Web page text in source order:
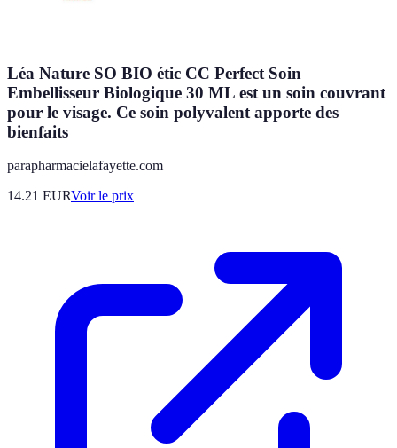
Léa Nature SO BIO étic CC Perfect Soin
Embellisseur Biologique 30 ML est un soin couvrant
pour le visage. Ce soin polyvalent apporte des
bienfaits
parapharmacielafayette.com
14.21 EURVoir le prix